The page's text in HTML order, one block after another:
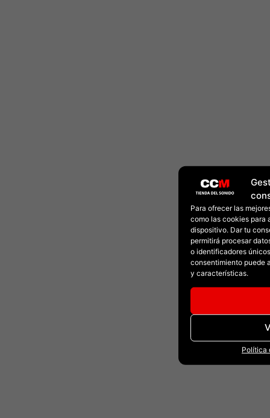
Para ofrecer las
como las cookies para
dispositivo. Dar tu
permitirá procesar
o identificadores
consentimiento puede
y características.
Política